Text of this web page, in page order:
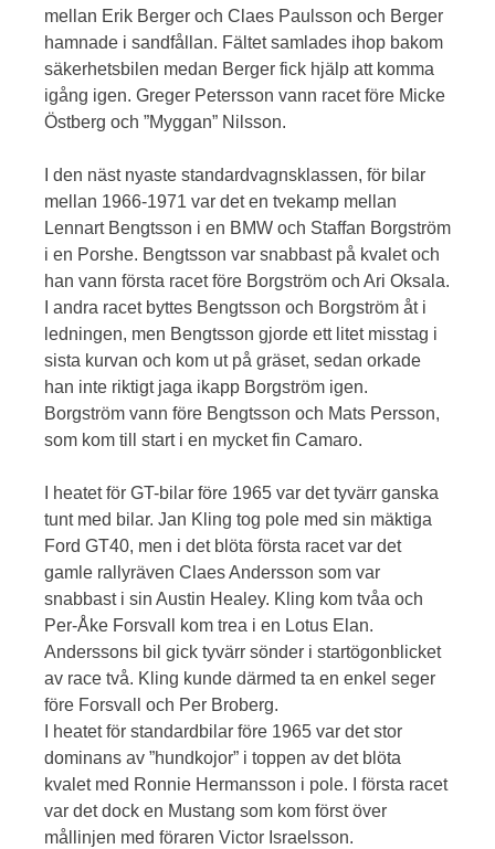
mellan Erik Berger och Claes Paulsson och Berger
hamnade i sandfållan. Fältet samlades ihop bakom
säkerhetsbilen medan Berger fick hjälp att komma
igång igen. Greger Petersson vann racet före Micke
Östberg och ”Myggan” Nilsson.
I den näst nyaste standardvagnsklassen, för bilar
mellan 1966-1971 var det en tvekamp mellan
Lennart Bengtsson i en BMW och Staffan Borgström
i en Porshe. Bengtsson var snabbast på kvalet och
han vann första racet före Borgström och Ari Oksala.
I andra racet byttes Bengtsson och Borgström åt i
ledningen, men Bengtsson gjorde ett litet misstag i
sista kurvan och kom ut på gräset, sedan orkade
han inte riktigt jaga ikapp Borgström igen.
Borgström vann före Bengtsson och Mats Persson,
som kom till start i en mycket fin Camaro.
I heatet för GT-bilar före 1965 var det tyvärr ganska
tunt med bilar. Jan Kling tog pole med sin mäktiga
Ford GT40, men i det blöta första racet var det
gamle rallyräven Claes Andersson som var
snabbast i sin Austin Healey. Kling kom tvåa och
Per-Åke Forsvall kom trea i en Lotus Elan.
Anderssons bil gick tyvärr sönder i startögonblicket
av race två. Kling kunde därmed ta en enkel seger
före Forsvall och Per Broberg.
I heatet för standardbilar före 1965 var det stor
dominans av ”hundkojor” i toppen av det blöta
kvalet med Ronnie Hermansson i pole. I första racet
var det dock en Mustang som kom först över
mållinjen med föraren Victor Israelsson.